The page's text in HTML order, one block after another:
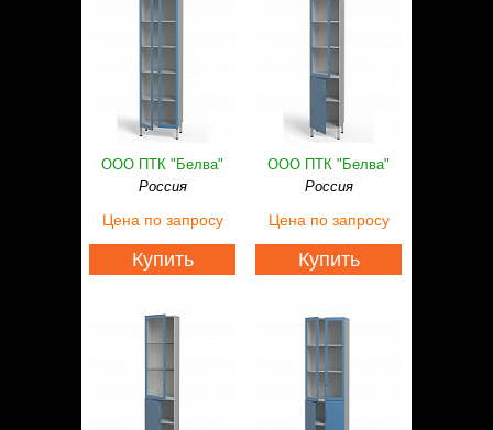
ООО ПТК "Белва"
Россия
Цена по запросу
Купить
ООО ПТК "Белва"
Россия
Цена по запросу
Купить